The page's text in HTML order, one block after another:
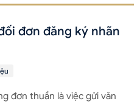
đơn đăng ký nhãn
đơn thuần là việc gửi văn